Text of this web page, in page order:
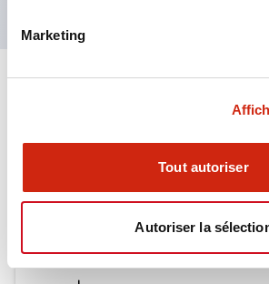
Marketing
Tout autoriser
Autoriser la
Catalogues Et Brochures Document
01/09/2025.PDF731.97KB